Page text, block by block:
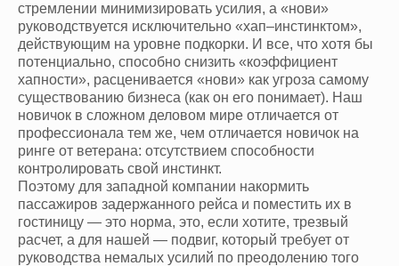
стремлении минимизировать усилия, а «нови»
руководствуется исключительно «хап–инстинктом»,
действующим на уровне подкорки. И все, что хотя бы
потенциально, способно снизить «коэффициент
хапности», расценивается «нови» как угроза самому
существованию бизнеса (как он его понимает). Наш
новичок в сложном деловом мире отличается от
профессионала тем же, чем отличается новичок на
ринге от ветерана: отсутствием способности
контролировать свой инстинкт.
Поэтому для западной компании накормить
пассажиров задержанного рейса и поместить их в
гостиницу — это норма, это, если хотите, трезвый
расчет, а для нашей — подвиг, который требует от
руководства немалых усилий по преодолению того